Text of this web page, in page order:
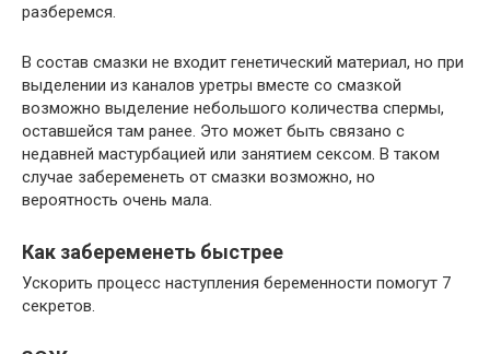
разберемся.
В состав смазки не входит генетический материал, но при
выделении из каналов уретры вместе со смазкой
возможно выделение небольшого количества спермы,
оставшейся там ранее. Это может быть связано с
недавней мастурбацией или занятием сексом. В таком
случае забеременеть от смазки возможно, но
вероятность очень мала.
Как забеременеть быстрее
Ускорить процесс наступления беременности помогут 7
секретов.